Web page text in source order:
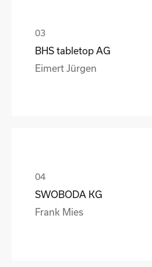
BHS tabletop AG
Eimert Jürgen
SWOBODA KG
Frank Mies